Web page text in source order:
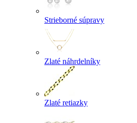
Strieborné súpravy
Zlaté náhrdelníky
Zlaté retiazky